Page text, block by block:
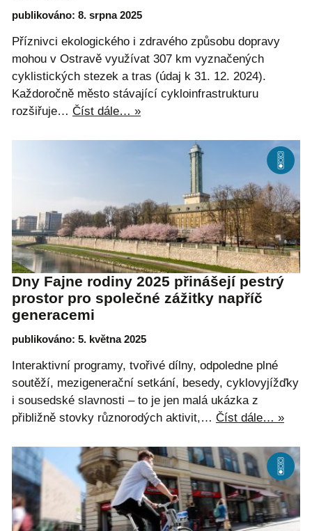
publikováno: 8. srpna 2025
Příznivci ekologického i zdravého způsobu dopravy
mohou v Ostravě využívat 307 km vyznačených
cyklistických stezek a tras (údaj k 31. 12. 2024).
Každoročně město stávající cykloinfrastrukturu
rozšiřuje… Číst dále… »
Dny Fajne rodiny 2025 přinášejí pestrý
prostor pro společné zážitky napříč
generacemi
publikováno: 5. května 2025
Interaktivní programy, tvořivé dílny, odpoledne plné
soutěží, mezigenerační setkání, besedy, cyklovyjížďky
i sousedské slavnosti – to je jen malá ukázka z
přibližně stovky různorodých aktivit,… Číst dále… »